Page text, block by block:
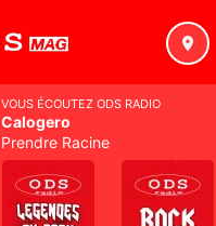
VOUS ÉCOUTEZ ODS RADIO
Calogero
Prendre Racine